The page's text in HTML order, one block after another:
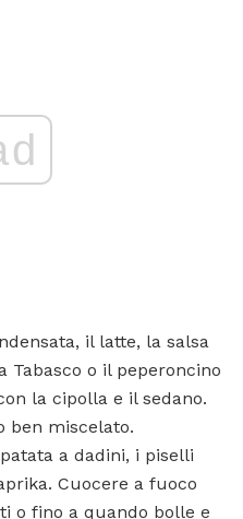
il latte, la salsa
Tabasco o il peperoncino
la cipolla e il sedano.
ben miscelato.
a dadini, i piselli
Cuocere a fuoco
o fino a quando bolle e